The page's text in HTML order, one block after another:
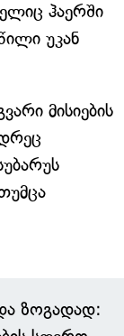
ჰაერში
უკან
მისიების
ზოგადად: